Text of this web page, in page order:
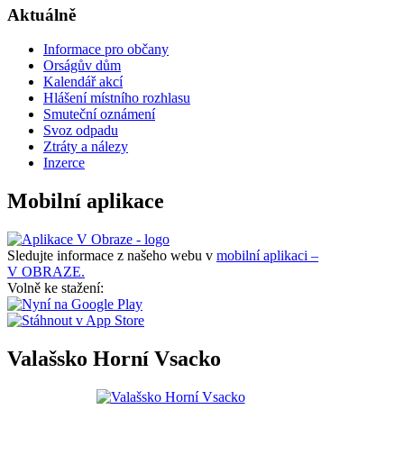
Aktuálně
Informace pro občany
Orságův dům
Kalendář akcí
Hlášení místního rozhlasu
Smuteční oznámení
Svoz odpadu
Ztráty a nálezy
Inzerce
Mobilní aplikace
Sledujte informace z našeho webu v mobilní aplikaci –
V OBRAZE.
Volně ke stažení:
Valašsko Horní Vsacko